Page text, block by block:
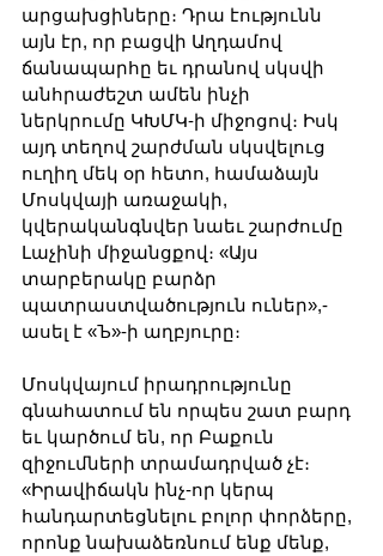
արցախցիները։ Դրա էությունն
այն էր, որ բացվի Աղդամով
ճանապարհը եւ դրանով սկսվի
անհրաժեշտ ամեն ինչի
ներկրումը ԿԽՄԿ-ի միջոցով։ Իսկ
այդ տեղով շարժման սկսվելուց
ուղիղ մեկ օր հետո, համաձայն
Մոսկվայի առաջակի,
կվերականգնվեր նաեւ շարժումը
Լաչինի միջանցքով։ «Այս
տարբերակը բարձր
պատրաստվածություն ուներ»,-
ասել է «Ъ»-ի աղբյուրը։
Մոսկվայում իրադրությունը
գնահատում են որպես շատ բարդ
եւ կարծում են, որ Բաքուն
զիջումների տրամադրված չէ։
«Իրավիճակն ինչ-որ կերպ
հանդարտեցնելու բոլոր փորձերը,
որոնք նախաձեռնում ենք մենք,